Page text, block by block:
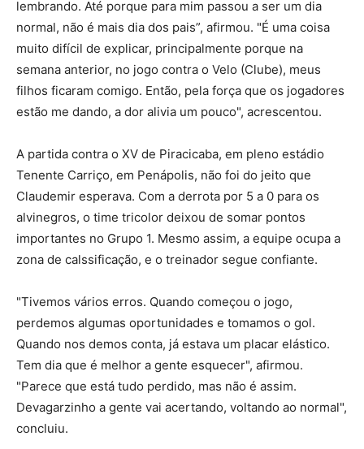
lembrando. Até porque para mim passou a ser um dia
normal, não é mais dia dos pais”, afirmou. "É uma coisa
muito difícil de explicar, principalmente porque na
semana anterior, no jogo contra o Velo (Clube), meus
filhos ficaram comigo. Então, pela força que os jogadores
estão me dando, a dor alivia um pouco", acrescentou.
A partida contra o XV de Piracicaba, em pleno estádio
Tenente Carriço, em Penápolis, não foi do jeito que
Claudemir esperava. Com a derrota por 5 a 0 para os
alvinegros, o time tricolor deixou de somar pontos
importantes no Grupo 1. Mesmo assim, a equipe ocupa a
zona de calssificação, e o treinador segue confiante.
"Tivemos vários erros. Quando começou o jogo,
perdemos algumas oportunidades e tomamos o gol.
Quando nos demos conta, já estava um placar elástico.
Tem dia que é melhor a gente esquecer", afirmou.
"Parece que está tudo perdido, mas não é assim.
Devagarzinho a gente vai acertando, voltando ao normal",
concluiu.